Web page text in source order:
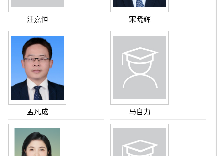
汪嘉恒 宋晓辉
孟凡成 马自力